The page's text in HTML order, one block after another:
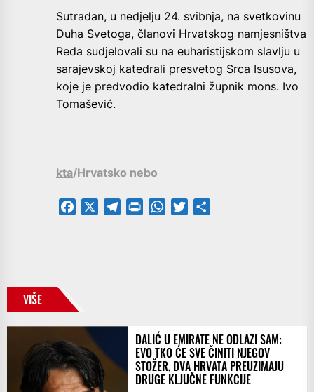
Sutradan, u nedjelju 24. svibnja, na svetkovinu
Duha Svetoga, članovi Hrvatskog namjesništva
Reda sudjelovali su na euharistijskom slavlju u
sarajevskoj katedrali presvetog Srca Isusova,
koje je predvodio katedralni župnik mons. Ivo
Tomašević.
kta/Hrvatsko nebo
Facebook TelegramPrintFriendly
WhatsApp
Twitter
VIŠE
DALIĆ U EMIRATE NE ODLAZI SAM:
EVO TKO ĆE SVE ČINITI NJEGOV
STOŽER, DVA HRVATA PREUZIMAJU
DRUGE KLJUČNE FUNKCIJE